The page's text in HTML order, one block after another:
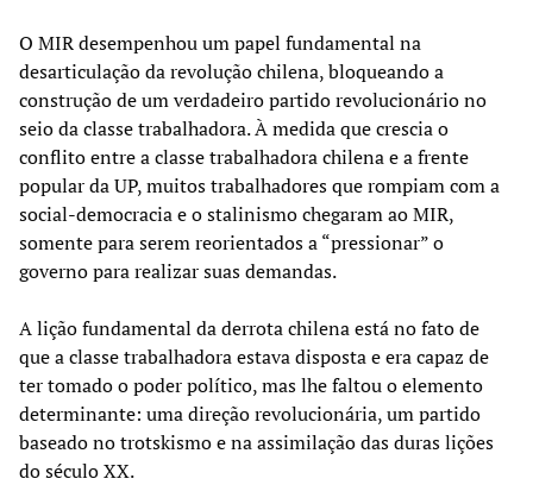
O MIR desempenhou um papel fundamental na
desarticulação da revolução chilena, bloqueando a
construção de um verdadeiro partido revolucionário no
seio da classe trabalhadora. À medida que crescia o
conflito entre a classe trabalhadora chilena e a frente
popular da UP, muitos trabalhadores que rompiam com a
social-democracia e o stalinismo chegaram ao MIR,
somente para serem reorientados a “pressionar” o
governo para realizar suas demandas.
A lição fundamental da derrota chilena está no fato de
que a classe trabalhadora estava disposta e era capaz de
ter tomado o poder político, mas lhe faltou o elemento
determinante: uma direção revolucionária, um partido
baseado no trotskismo e na assimilação das duras lições
do século XX.